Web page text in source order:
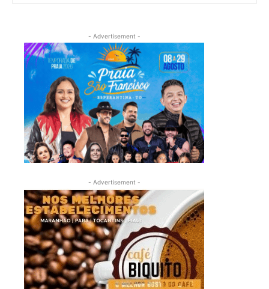
- Advertisement -
- Advertisement -